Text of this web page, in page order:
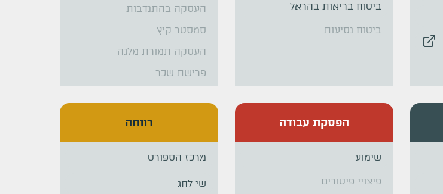
ביטוח בריאות בהראל
ביטוח נסיעות
העסקה בהתנדבות
סמסטר קיץ
העסקה תמורת מלגה
פרישת שכר
הפסקת עבודה
שימוע
פיצויי פיטורים
רווחה
מרכז הספורט
שי לחג